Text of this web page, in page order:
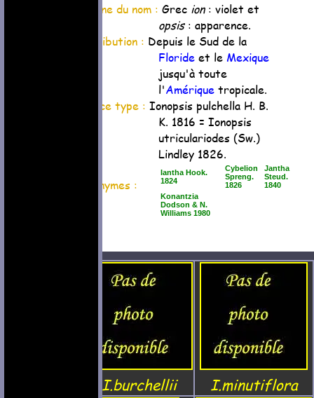
Origine du nom : Grec ion: violet et
opsis: apparence.
Distribution : Depuis le Sud de la
Floride et le Mexique
jusqu'à toute
l'Amérique tropicale.
Espèce type : Ionopsis pulchella H. B.
K. 1816 = Ionopsis
utriculariodes (Sw.)
Lindley 1826.
Synonymes :
Iantha Hook.
1824
Cybelion
Spreng.
1826
Jantha
Steud.
1840
Konantzia
Dodson & N.
Williams 1980
I.burchellii I.minutiflora